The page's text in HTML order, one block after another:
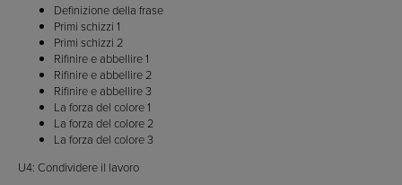
Definizione della frase
Primi schizzi 1
Primi schizzi 2
Rifinire e abbellire 1
Rifinire e abbellire 2
Rifinire e abbellire 3
La forza del colore 1
La forza del colore 2
La forza del colore 3
U4: Condividere il lavoro